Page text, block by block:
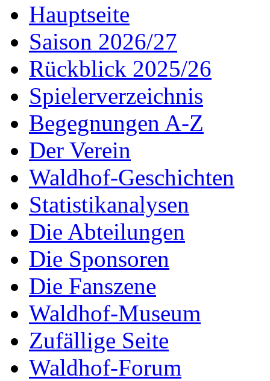
Hauptseite
Saison 2026/27
Rückblick 2025/26
Spielerverzeichnis
Begegnungen A-Z
Der Verein
Waldhof-Geschichten
Statistikanalysen
Die Abteilungen
Die Sponsoren
Die Fanszene
Waldhof-Museum
Zufällige Seite
Waldhof-Forum